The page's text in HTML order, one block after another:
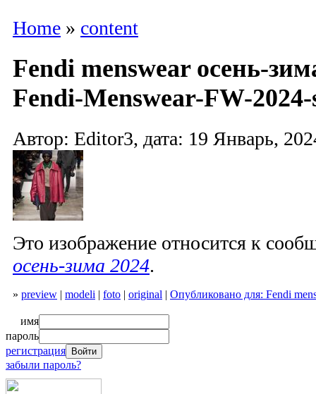
Home » content
Fendi menswear осень-
Fendi-Menswear-FW-
Автор: Editor3, дата: 19 Январь,
Это изображение относится к
осень-зима 2024.
» preview | modeli | foto | original | Опубликовано для: Fendi
имя
пароль
регистрация
забыли пароль?